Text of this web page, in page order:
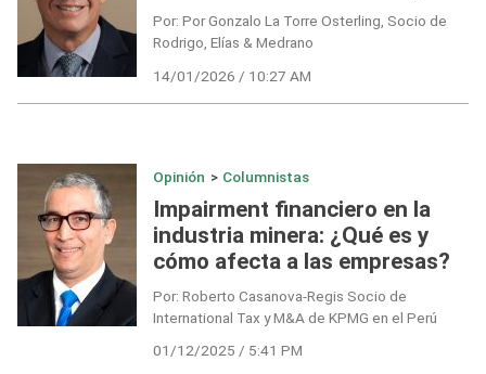
Por: Por Gonzalo La Torre Osterling, Socio de
Rodrigo, Elías & Medrano
14/01/2026 / 10:27 AM
Opinión > Columnistas
Impairment financiero en la
industria minera: ¿Qué es y
cómo afecta a las empresas?
Por: Roberto Casanova-Regis Socio de
International Tax y M&A de KPMG en el Perú
01/12/2025 / 5:41 PM